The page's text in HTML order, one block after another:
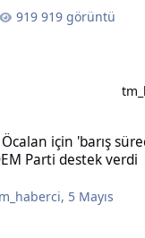
919 görüntü
için 'barış
Parti destek verdi
, 5 Mayıs